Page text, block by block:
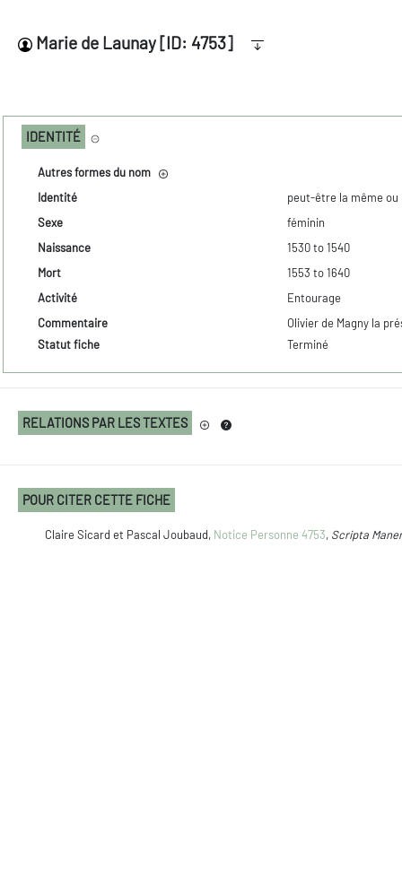
Marie de Launay [ID: 4753]
IDENTITÉ
Autres formes du nom
Identité
peut-être la même
Sexe
féminin
Naissance
1530 to 1540
Mort
1553 to 1640
Activité
Entourage
Commentaire
Olivier de Magny la
Statut fiche
Terminé
RELATIONS PAR LES TEXTES
POUR CITER CETTE FICHE
Claire Sicard et Pascal Joubaud, Notice Personne 4753, Scripta